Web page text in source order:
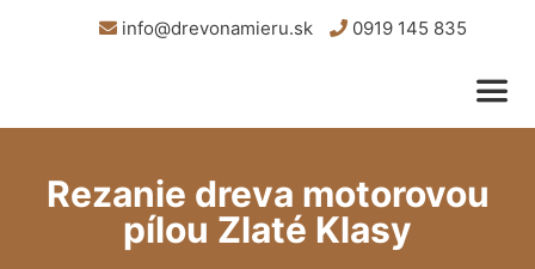
info@drevonamieru.sk 0919 145 835
Rezanie dreva motorovou
pílou Zlaté Klasy